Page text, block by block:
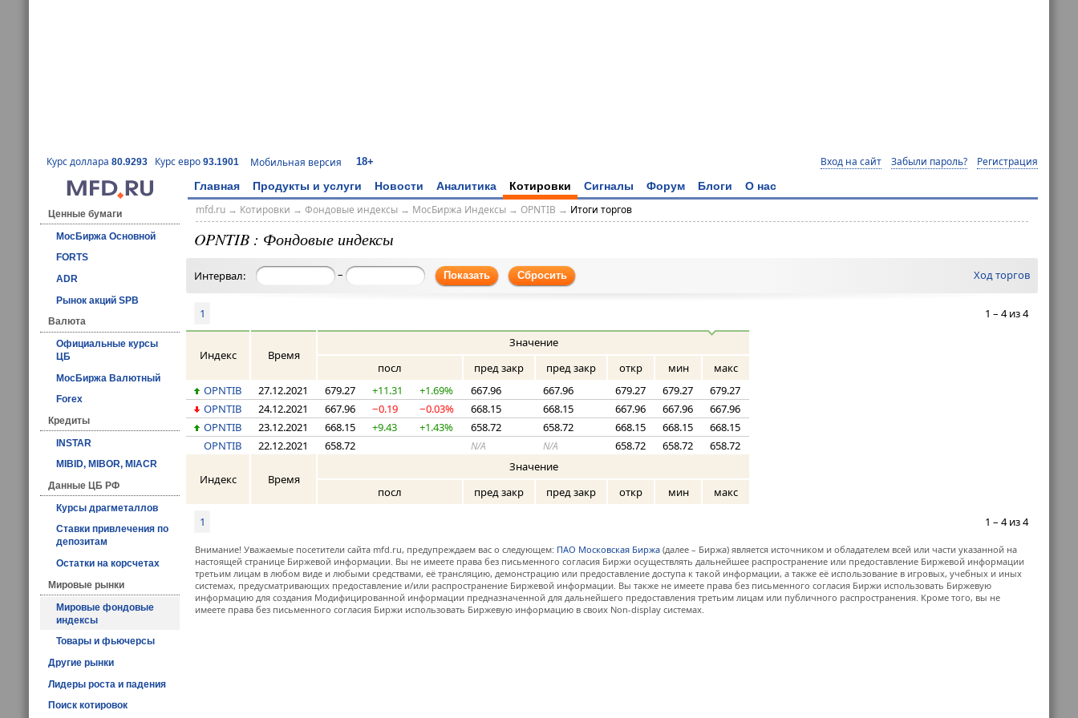
Курс доллара 80.9293 Курс евро 93.1901 Мобильная версия 18+ Вход на сайт Забыли пароль? Регистрация
Главная Продукты и услуги Новости Аналитика Котировки Сигналы Форум Блоги О нас
Ценные бумаги
МосБиржа Основной
FORTS
ADR
Рынок акций SPB
Валюта
Официальные курсы
ЦБ
МосБиржа Валютный
Forex
Кредиты
INSTAR
MIBID, MIBOR, MIACR
Данные ЦБ РФ
Курсы драгметаллов
Ставки привлечения по
депозитам
Остатки на корсчетах
Мировые рынки
Мировые фондовые
индексы
Товары и фьючерсы
Другие рынки
Лидеры роста и падения
Поиск котировок
mfd.ru→ Котировки → Фондовые индексы→ МосБиржа Индексы→ OPNTIB → Итоги торгов
OPNTIB : Фондовые индексы
Ход торгов
Интервал: – Показать Сбросить
1 – 4 из 4
1
Индекс Время
Значение
посл
пред закр пред закр откр мин
макс
OPNTIB
27.12.2021 679.27 +11.31 +1.69% 667.96 667.96 679.27 679.27
679.27
OPNTIB
24.12.2021 667.96 −0.19 −0.03% 668.15 668.15 667.96 667.96
667.96
OPNTIB
23.12.2021 668.15 +9.43 +1.43% 658.72 658.72 668.15 668.15
668.15
OPNTIB
22.12.2021 658.72 N/A N/A 658.72 658.72 658.72
Индекс Время
Значение
посл
пред закр пред закр откр мин макс
1 – 4 из 4
1
Внимание! Уважаемые посетители сайта mfd.ru, предупреждаем вас о следующем: ПАО Московская Биржа (далее – Биржа) является источником и обладателем всей или части указанной на
настоящей странице Биржевой информации. Вы не имеете права без письменного согласия Биржи осуществлять дальнейшее распространение или предоставление Биржевой информации
третьим лицам в любом виде и любыми средствами, её трансляцию, демонстрацию или предоставление доступа к такой информации, а также её использование в игровых, учебных и иных
системах, предусматривающих предоставление и/или распространение Биржевой информации. Вы также не имеете права без письменного согласия Биржи использовать Биржевую
информацию для создания Модифицированной информации предназначенной для дальнейшего предоставления третьим лицам или публичного распространения. Кроме того, вы не
имеете права без письменного согласия Биржи использовать Биржевую информацию в своих Non-display системах.